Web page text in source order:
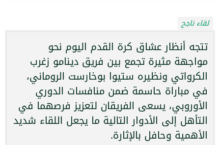
لقاء ناجح
تتجه أنظار عشاق كرة القدم اليوم نحو
مواجهة مثيرة تجمع بين فريق دينامو زغرب
الكرواتي ونظيره ستيوا بوخارست الروماني،
في مباراة حاسمة ضمن منافسات الدوري
الأوروبي، يسعى الفريقان لتعزيز فرصهما في
التأهل إلى الأدوار التالية ما يجعل اللقاء شديد
الأهمية وحافل بالإثارة.